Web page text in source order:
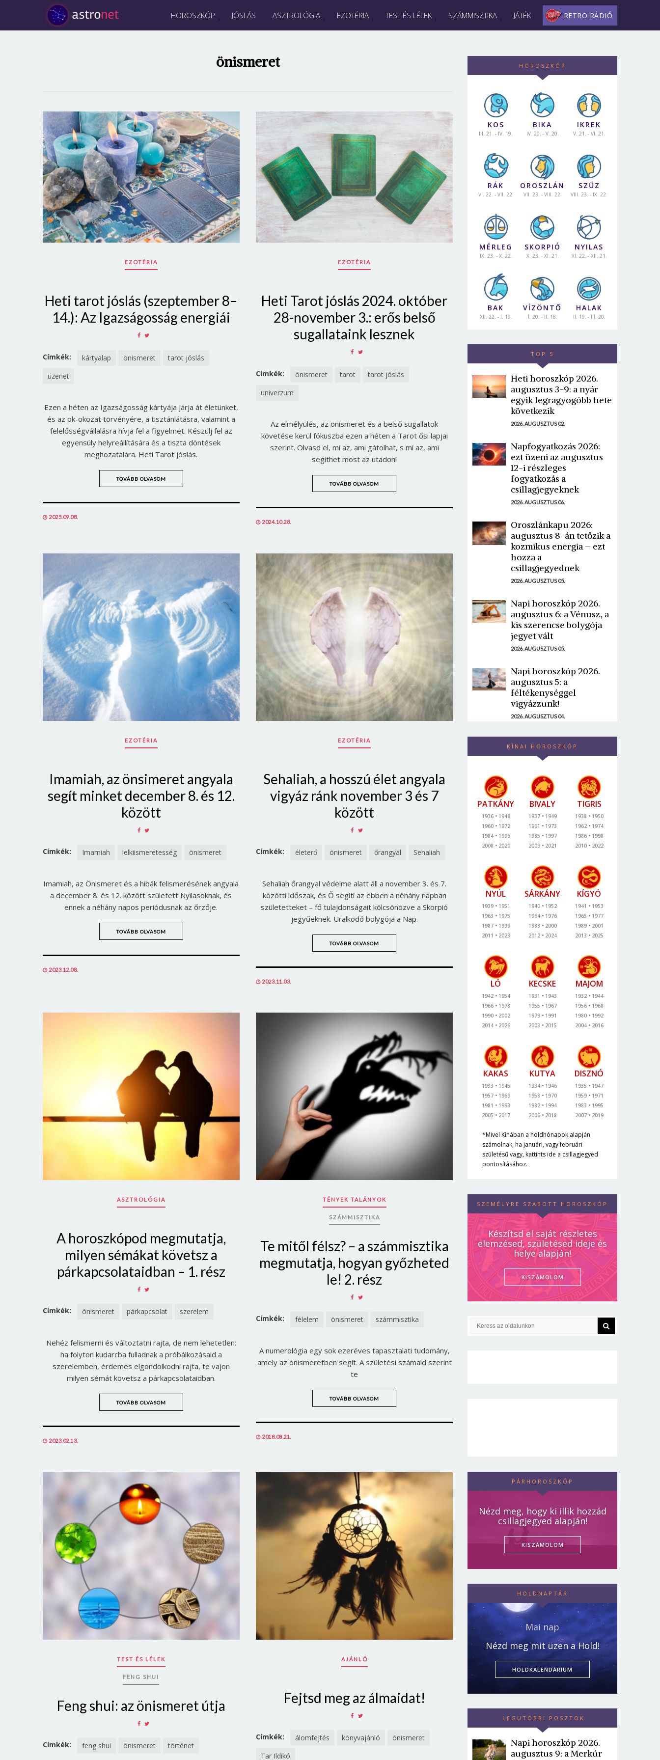
HOROSZKÓP JÓSLÁS ASZTROLÓGIA EZOTÉRIA TEST ÉS LÉLEK SZÁMMISZTIKA JÁTÉK RETRO RÁDIÓ
önismeret
EZOTÉRIA
Heti tarot jóslás (szeptember 8–
14.): Az Igazságosság energiái
SHARE
FACEBOOK
TWITTER
Címkék: kártyalap önismeret
tarot jóslás
üzenet
Ezen a héten az Igazságosság kártyája járja át életünket,
és az ok-okozat törvényére, a tisztánlátásra, valamint a
felelősségvállalásra hívja fel a figyelmet. Készülj fel az
egyensúly helyreállítására és a tiszta döntések
meghozatalára. Heti Tarot jóslás.
TOVÁBB OLVASOM
POSTED
2025.09.08.
EZOTÉRIA
Heti Tarot jóslás 2024. október
28-november 3.: erős belső
sugallataink lesznek
SHARE
FACEBOOK
TWITTER
Címkék: önismeret tarot
tarot jóslás
univerzum
Az elmélyülés, az önismeret és a belső sugallatok
követése kerül fókuszba ezen a héten a Tarot ősi lapjai
szerint. Olvasd el, mi az, ami gátolhat, s mi az, ami
segíthet most az utadon!
TOVÁBB OLVASOM
POSTED
2024.10.28.
EZOTÉRIA
Imamiah, az önsimeret angyala
segít minket december 8. és 12.
között
SHARE
FACEBOOK
TWITTER
Címkék: Imamiah lelkiismeretesség önismeret
Imamiah, az Önismeret és a hibák felismerésének angyala
a december 8. és 12. között született Nyilasoknak, és
ennek a néhány napos periódusnak az őrzője.
TOVÁBB OLVASOM
POSTED
2023.12.08.
EZOTÉRIA
Sehaliah, a hosszú élet angyala
vigyáz ránk november 3 és 7
között
SHARE
FACEBOOK
TWITTER
Címkék: életerő önismeret őrangyal Sehaliah
Sehaliah őrangyal védelme alatt áll a november 3. és 7.
közötti időszak, és Ő segíti az ebben a néhány napban
születetteket – fő tulajdonságait kölcsönözve a Skorpió
jegyűeknek. Uralkodó bolygója a Nap.
TOVÁBB OLVASOM
POSTED
2023.11.03.
ASZTROLÓGIA
A horoszkópod megmutatja,
milyen sémákat követsz a
párkapcsolataidban – 1. rész
SHARE
FACEBOOK
TWITTER
Címkék: önismeret párkapcsolat szerelem
Nehéz felismerni és változtatni rajta, de nem lehetetlen:
ha folyton kudarcba fulladnak a próbálkozásaid a
szerelemben, érdemes elgondolkodni rajta, te vajon
milyen sémát követsz a párkapcsolataidban.
TOVÁBB OLVASOM
POSTED
2023.02.13.
TÉNYEK TALÁNYOK
SZÁMMISZTIKA
Te mitől félsz? – a számmisztika
megmutatja, hogyan győzheted
le! 2. rész
SHARE
FACEBOOK
TWITTER
Címkék: félelem önismeret számmisztika
A numerológia egy sok ezeréves tapasztalati tudomány,
amely az önismeretben segít. A születési számaid szerint
te
TOVÁBB OLVASOM
POSTED
2018.08.21.
TEST ÉS LÉLEK
FENG SHUI
Feng shui: az önismeret útja
SHARE
FACEBOOK
TWITTER
Címkék: feng shui önismeret történet
AJÁNLÓ
Fejtsd meg az álmaidat!
SHARE
FACEBOOK
TWITTER
Címkék: álomfejtés könyvajánló
önismeret
Tar Ildikó
HOROSZKÓP
KOS
III. 21. - IV. 19.
BIKA
IV. 20. - V. 20.
IKREK
V. 21. - VI. 21.
RÁK
VI. 22. - VII. 22.
OROSZLÁN
VII. 23. - VIII. 22.
SZŰZ
VIII. 23. - IX. 22.
MÉRLEG
IX. 23. - X. 22.
SKORPIÓ
X. 23. - XI. 21.
NYILAS
XI. 22. - XII. 21.
BAK
XII. 22. - I. 19.
VÍZÖNTŐ
I. 20. - II. 18.
HALAK
II. 19. - III. 20.
TOP 5
Heti horoszkóp 2026.
augusztus 3-9: a nyár
egyik legragyogóbb hete
következik
2026. AUGUSZTUS 02.
Napfogyatkozás 2026:
ezt üzeni az augusztus
12-i részleges
fogyatkozás a
csillagjegyeknek
2026. AUGUSZTUS 06.
Oroszlánkapu 2026:
augusztus 8-án tetőzik a
kozmikus energia – ezt
hozza a
csillagjegyednek
2026. AUGUSZTUS 05.
Napi horoszkóp 2026.
augusztus 6: a Vénusz, a
kis szerencse bolygója
jegyet vált
2026. AUGUSZTUS 05.
Napi horoszkóp 2026.
augusztus 5: a
féltékenységgel
vigyázzunk!
2026. AUGUSZTUS 04.
KÍNAI HOROSZKÓP
PATKÁNY
1936
1948
1960
1972
1984
1996
2008
2020
BIVALY
1937
1949
1961
1973
1985
1997
2009
2021
TIGRIS
1938
1950
1962
1974
1986
1998
2010
2022
NYÚL
1939
1951
1963
1975
1987
1999
2011
2023
SÁRKÁNY
1940
1952
1964
1976
1988
2000
2012
2024
KÍGYÓ
1941
1953
1965
1977
1989
2001
2013
2025
LÓ
1942
1954
1966
1978
1990
2002
2014
2026
KECSKE
1931
1943
1955
1967
1979
1991
2003
2015
MAJOM
1932
1944
1956
1968
1980
1992
2004
2016
KAKAS
1933
1945
1957
1969
1981
1993
2005
2017
KUTYA
1934
1946
1958
1970
1982
1994
2006
2018
DISZNÓ
1935
1947
1959
1971
1983
1995
2007
2019
*Mivel Kínában a holdhónapok alapján
számolnak, ha januári, vagy februári
születésű vagy, kattints ide a csillagjegyed
pontosításához.
SZEMÉLYRE SZABOTT HOROSZKÓP
Készítsd el saját részletes
elemzésed, születésed ideje és
helye alapján!
KISZÁMOLOM
PÁRHOROSZKÓP
Nézd meg, hogy ki illik hozzád
csillagjegyed alapján!
KISZÁMOLOM
HOLDNAPTÁR
Mai nap
Nézd meg mit üzen a Hold!
HOLDKALENDÁRIUM
LEGUTÓBBI POSZTOK
Napi horoszkóp 2026.
augusztus 9: a Merkúr
Borsonline bejelentkezés
E-mail cím vagy felhasználónév
Mégse Bejelentkezés